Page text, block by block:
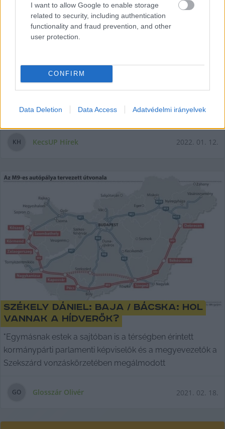
I want to allow Google to enable storage
related to security, including authentication
functionality and fraud prevention, and other
user protection.
CONFIRM
Data Deletion Data Access Adatvédelmi irányelvek
szóvivője
államtitkár, a kormány nemzetközi
KH KecsUP Hírek 2022. 01. 12.
Székely Dániel: Baja / Bácska: hol
vannak a hídverők?
"Egymásnak estek a sajtóban is a térségben érintett
kormánypárti parlamenti képviselők és a megyevezetők a
Szekszárd vonzáskörzetében megálmodott
GO Glosszár Olivér 2021. 02. 18.